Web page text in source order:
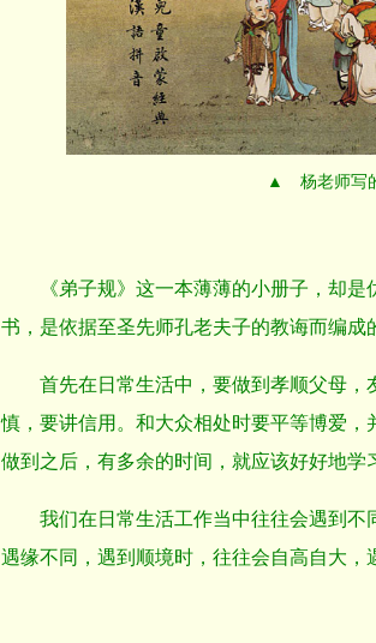
▲ 杨老师写
《弟子规》这一本薄薄的小册子，却
书，是依据至圣先师孔老夫子的教诲而编成
首先在日常生活中，要做到孝顺父母
慎，要讲信用。和大众相处时要平等博爱
做到之后，有多余的时间，就应该好好地学
我们在日常生活工作当中往往会遇到
遇缘不同，遇到顺境时，往往会自高自大，